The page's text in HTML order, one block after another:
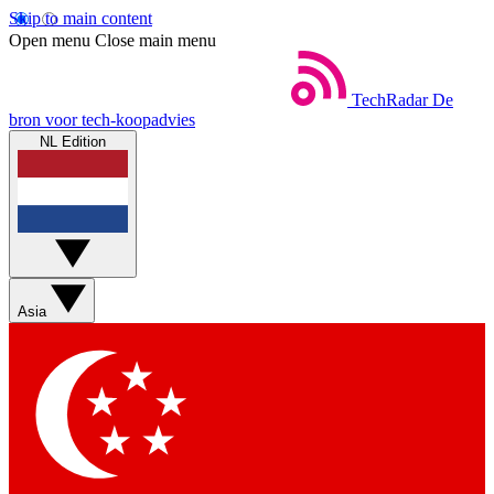
Skip to main content
Open menu Close main menu
TechRadar De
bron voor tech-koopadvies
NL Edition
Asia